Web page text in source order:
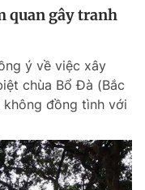
quan gây tranh
ý về việc xây
chùa Bổ Đà (Bắc
không đồng tình với